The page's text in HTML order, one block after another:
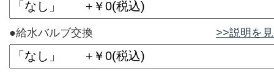
●給水バルブ交換 >>説明を